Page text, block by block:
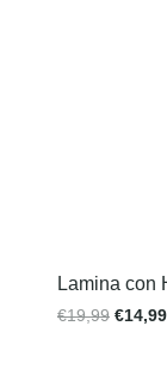
Lamina con
€19,99 €14,99